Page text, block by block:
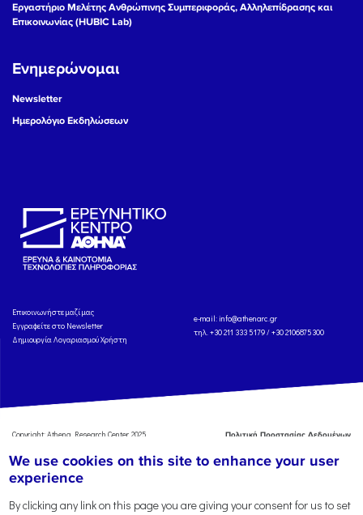
Εργαστήριο Μελέτης Ανθρώπινης Συμπεριφοράς, Αλληλεπίδρασης και
Επικοινωνίας (HUBIC Lab)
Ενημερώνομαι
Newsletter
Ημερολόγιο Εκδηλώσεων
Eπικοινωνήστε μαζί μας
Εγγραφείτε στο Newsletter
Δημιουργία Λογαριασμού Χρήστη
e-mail: info@athenarc.gr
τηλ. +30 211 333 5179 / +30 2106875300
Copyright: Athena Research Center, 2025
Πολιτική Προστασίας Δεδομένων
Χρήσης
Αναφορά
We use cookies on this site to enhance your user
experience
By clicking any link on this page you are giving your consent for us to set